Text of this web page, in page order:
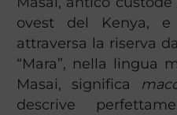
ovest del Kenya,
attraversa la riserva
“Mara”, nella lingua
Masai, significa
descrive